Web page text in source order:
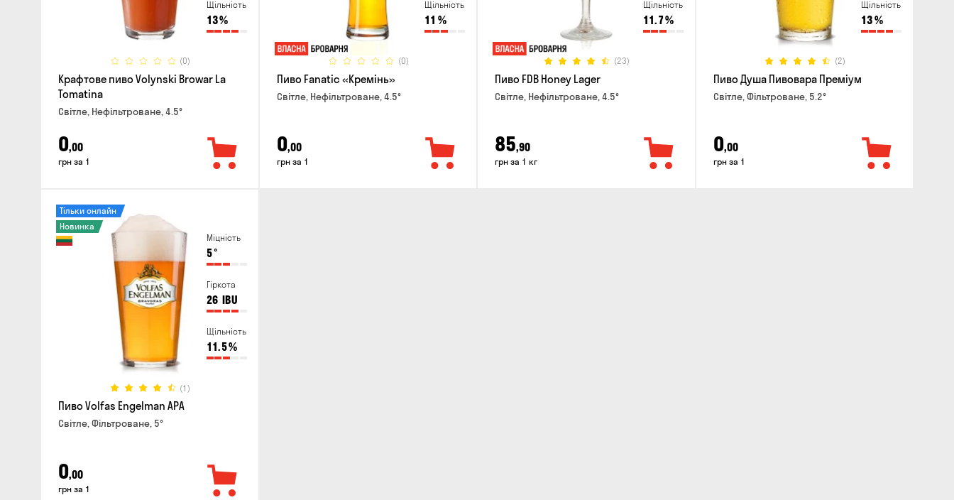
Щільність
13%
(0)
Крафтове пиво Volynski Browar La
Tomatina
Світле, Нефільтроване, 4.5°
0,00
грн за 1
Щільність
11 %
(0)
Пиво Fanatic «Кремінь»
Світле, Нефільтроване, 4.5°
0,00
грн за 1
Щільність
11.7%
(23)
Пиво FDB Honey Lager
Світле, Нефільтроване, 4.5°
85,90
грн за 1 кг
Щільність
13%
(2)
Пиво Душа Пивовара Преміум
Світле, Фільтроване, 5.2°
0,00
грн за 1
Міцність
5°
Гіркота
26 IBU
Щільність
11.5%
(1)
Тільки онлайн
Новинка
Пиво Volfas Engelman APA
Світле, Фільтроване, 5°
0,00
грн за 1